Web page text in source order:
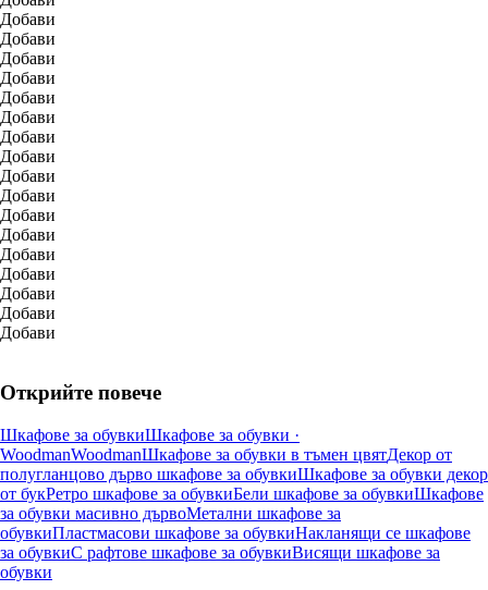
Добави
Добави
Добави
Добави
Добави
Добави
Добави
Добави
Добави
Добави
Добави
Добави
Добави
Добави
Добави
Добави
Добави
Открийте повече
Шкафове за обувкиШкафове за обувки ·
WoodmanWoodmanШкафове за обувки в тъмен цвятДекор от
полугланцово дърво шкафове за обувкиШкафове за обувки декор
от букРетро шкафове за обувкиБели шкафове за обувкиШкафове
за обувки масивно дървоМетални шкафове за
обувкиПластмасови шкафове за обувкиНакланящи се шкафове
за обувкиС рафтове шкафове за обувкиВисящи шкафове за
обувки